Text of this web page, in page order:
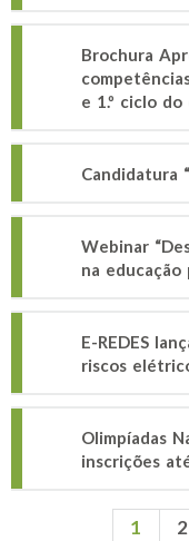
Brochura
e 1.º ciclo
Candidatura
Webinar
na educação
E-REDES
riscos
Olimpíadas
inscrições
1 2